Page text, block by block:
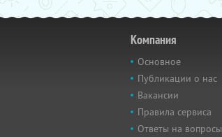
Компания
Основное
Публикации о нас
Вакансии
Правила сервиса
Ответы на вопросы